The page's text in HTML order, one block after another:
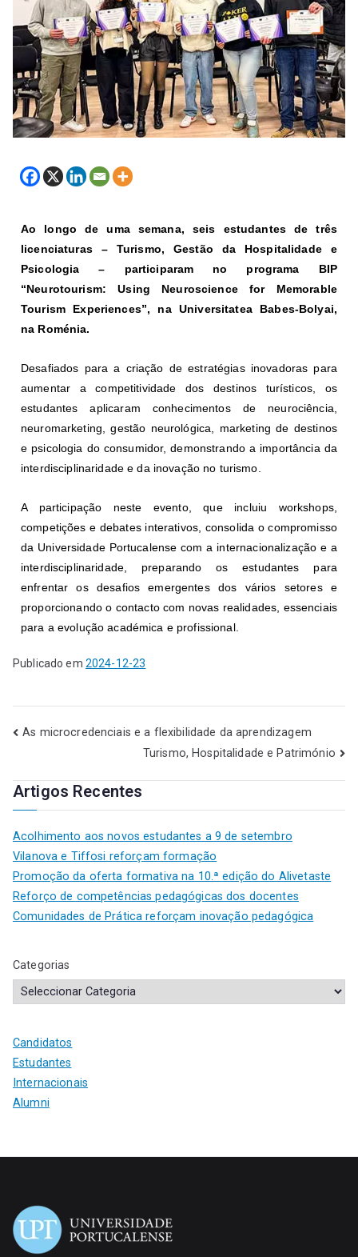
Ao longo de uma semana, seis estudantes de três
licenciaturas – Turismo, Gestão da Hospitalidade e
Psicologia – participaram no programa BIP
“Neurotourism: Using Neuroscience for Memorable
Tourism Experiences”, na Universitatea Babes-Bolyai,
na Roménia.
Desafiados para a criação de estratégias inovadoras para
aumentar a competitividade dos destinos turísticos, os
estudantes aplicaram conhecimentos de neurociência,
neuromarketing, gestão neurológica, marketing de destinos
e psicologia do consumidor, demonstrando a importância da
interdisciplinaridade e da inovação no turismo.
A participação neste evento, que incluiu workshops,
competições e debates interativos, consolida o compromisso
da Universidade Portucalense com a internacionalização e a
interdisciplinaridade, preparando os estudantes para
enfrentar os desafios emergentes dos vários setores e
proporcionando o contacto com novas realidades, essenciais
para a evolução académica e profissional.
Publicado em 2024-12-23
As microcredenciais e a flexibilidade da aprendizagem
Turismo, Hospitalidade e Património
Artigos Recentes
Acolhimento aos novos estudantes a 9 de setembro
Vilanova e Tiffosi reforçam formação
Promoção da oferta formativa na 10.ª edição do Alivetaste
Reforço de competências pedagógicas dos docentes
Comunidades de Prática reforçam inovação pedagógica
Categorias
Candidatos
Estudantes
Internacionais
Alumni